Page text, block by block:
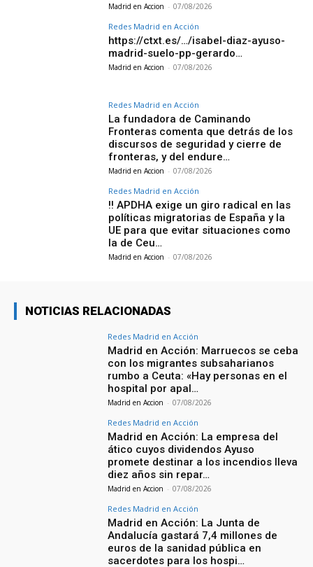
Madrid en Accion - 07/08/2026
Redes Madrid en Acción
https://ctxt.es/…/isabel-diaz-ayuso-
madrid-suelo-pp-gerardo…
Madrid en Accion - 07/08/2026
Redes Madrid en Acción
La fundadora de Caminando
Fronteras comenta que detrás de los
discursos de seguridad y cierre de
fronteras, y del endure…
Madrid en Accion - 07/08/2026
Redes Madrid en Acción
‼️ APDHA exige un giro radical en las
políticas migratorias de España y la
UE para que evitar situaciones como
la de Ceu…
Madrid en Accion - 07/08/2026
NOTICIAS RELACIONADAS
Redes Madrid en Acción
Madrid en Acción: Marruecos se ceba
con los migrantes subsaharianos
rumbo a Ceuta: «Hay personas en el
hospital por apal…
Madrid en Accion - 07/08/2026
Redes Madrid en Acción
Madrid en Acción: La empresa del
ático cuyos dividendos Ayuso
promete destinar a los incendios lleva
diez años sin repar…
Madrid en Accion - 07/08/2026
Redes Madrid en Acción
Madrid en Acción: La Junta de
Andalucía gastará 7,4 millones de
euros de la sanidad pública en
sacerdotes para los hospi…